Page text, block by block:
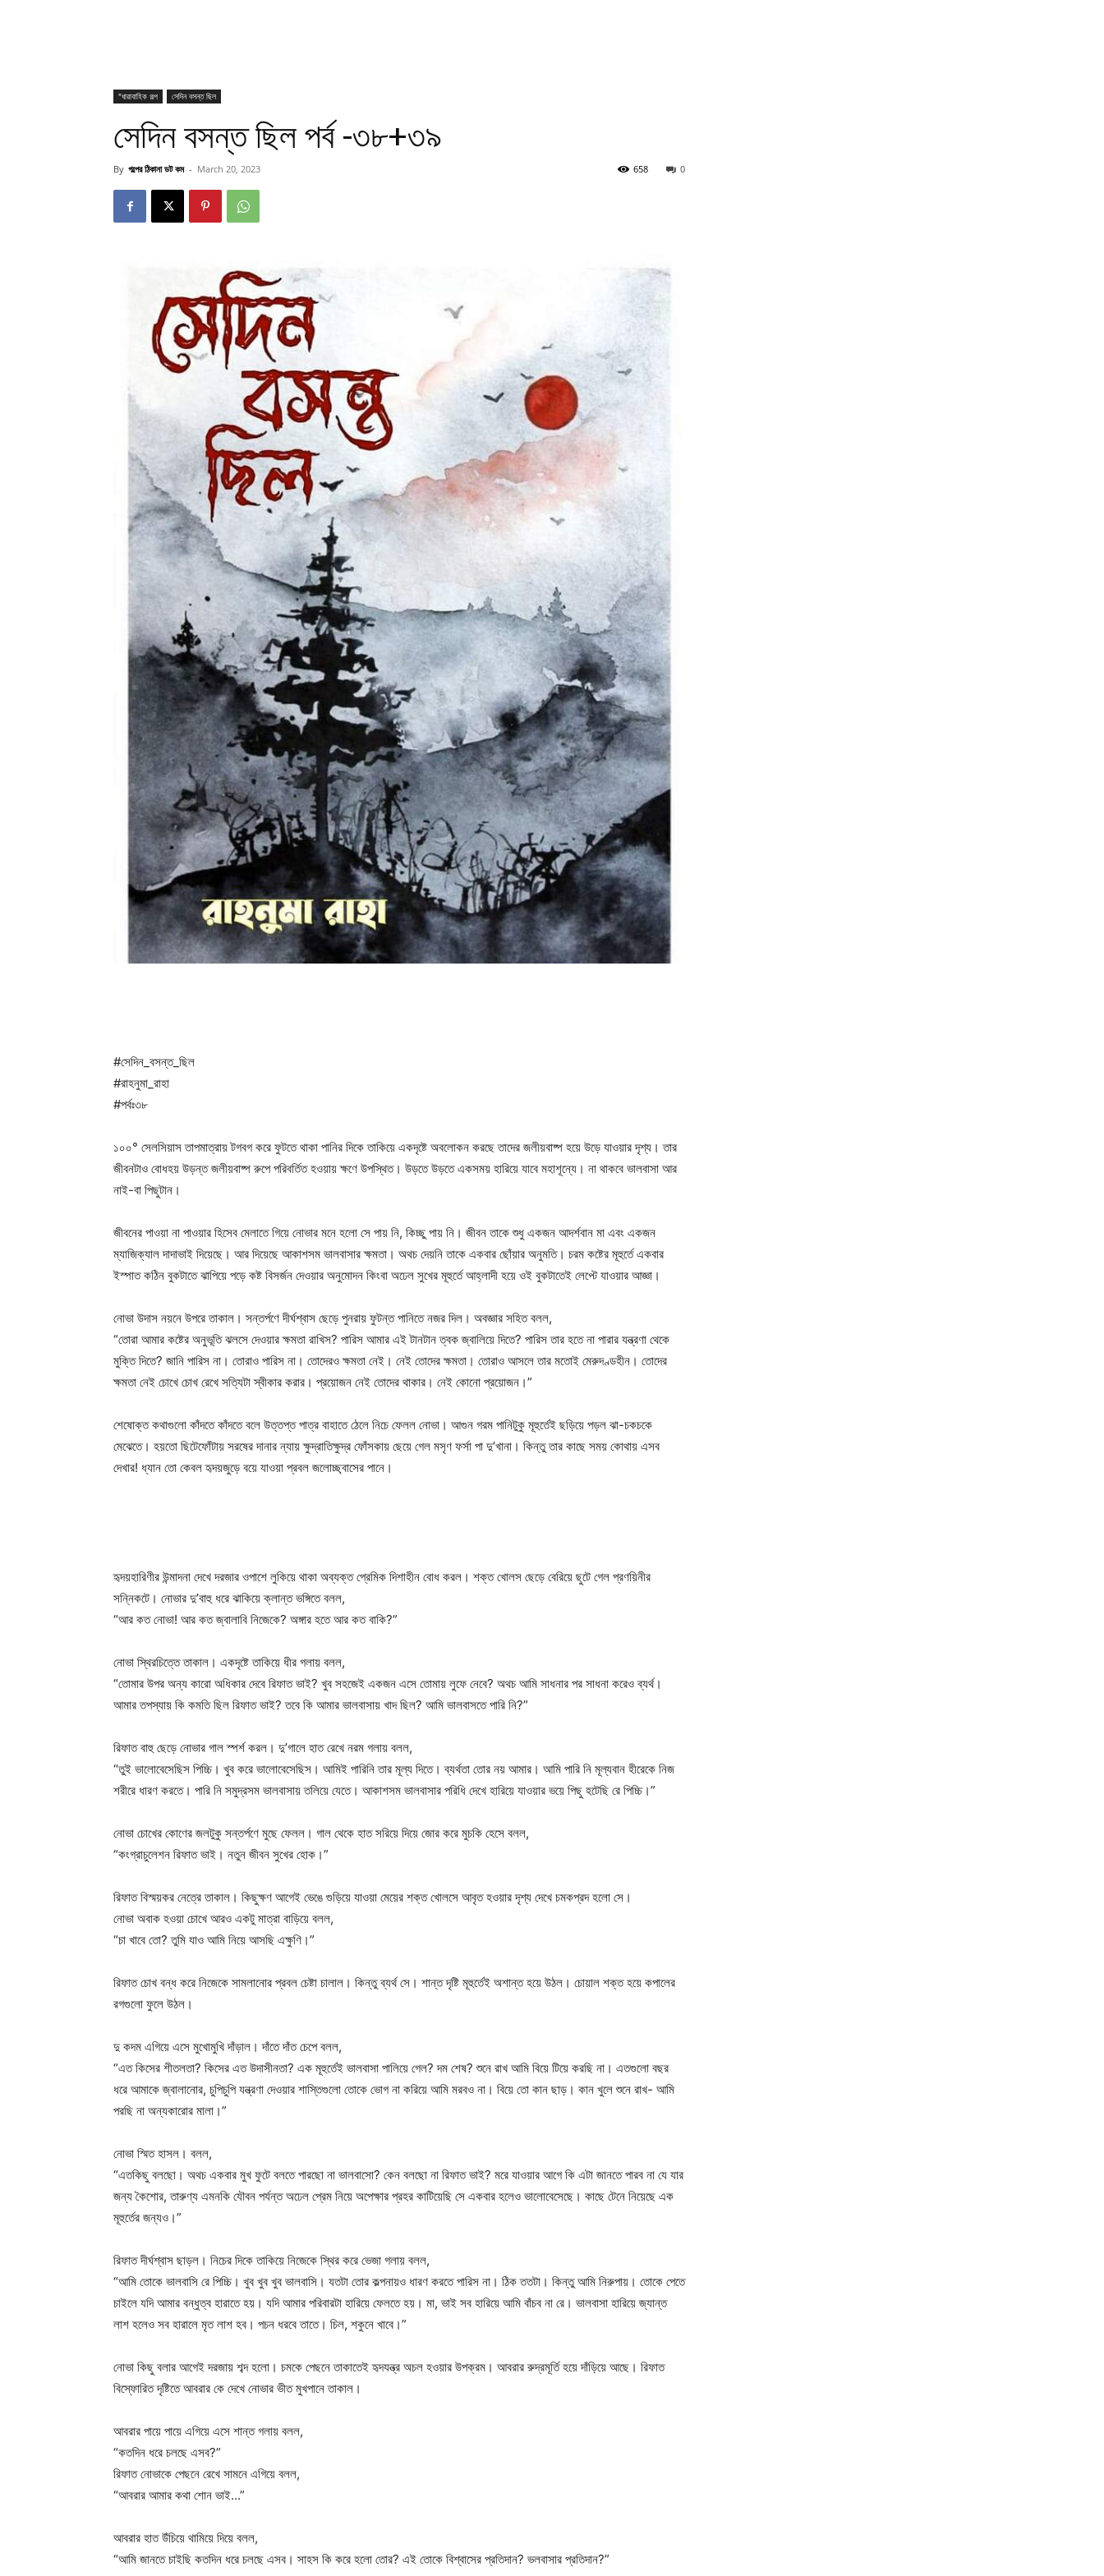
"ধারাবাহিক গল্প সেদিন বসন্ত ছিল
সেদিন বসন্ত ছিল পর্ব -৩৮+৩৯
By গল্পের ঠিকানা ডট কম - March 20, 2023 0
658
#সেদিন_বসন্ত_ছিল
#রাহনুমা_রাহা
#পর্বঃ৩৮
১০০° সেলসিয়াস তাপমাত্রায় টগবগ করে ফুটতে থাকা পানির দিকে তাকিয়ে একদৃষ্টে অবলোকন করছে তাদের জলীয়বাষ্প হয়ে উড়ে যাওয়ার দৃশ্য। তার
জীবনটাও বোধহয় উড়ন্ত জলীয়বাষ্প রুপে পরিবর্তিত হওয়ায় ক্ষণে উপস্থিত। উড়তে উড়তে একসময় হারিয়ে যাবে মহাশূন্যে। না থাকবে ভালবাসা আর
নাই-বা পিছুটান।
জীবনের পাওয়া না পাওয়ার হিসেব মেলাতে গিয়ে নোভার মনে হলো সে পায় নি, কিচ্ছু পায় নি। জীবন তাকে শুধু একজন আদর্শবান মা এবং একজন
ম্যাজিক্যাল দাদাভাই দিয়েছে। আর দিয়েছে আকাশসম ভালবাসার ক্ষমতা। অথচ দেয়নি তাকে একবার ছোঁয়ার অনুমতি। চরম কষ্টের মূহুর্তে একবার
ইস্পাত কঠিন বুকটাতে ঝাপিয়ে পড়ে কষ্ট বিসর্জন দেওয়ার অনুমোদন কিংবা অঢেল সুখের মূহুর্তে আহ্লাদী হয়ে ওই বুকটাতেই লেপ্টে যাওয়ার আজ্ঞা।
নোভা উদাস নয়নে উপরে তাকাল। সন্তর্পণে দীর্ঘশ্বাস ছেড়ে পুনরায় ফুটন্ত পানিতে নজর দিল। অবজ্ঞার সহিত বলল,
“তোরা আমার কষ্টের অনুভূতি ঝলসে দেওয়ার ক্ষমতা রাখিস? পারিস আমার এই টানটান ত্বক জ্বালিয়ে দিতে? পারিস তার হতে না পারার যন্ত্রণা থেকে
মুক্তি দিতে? জানি পারিস না। তোরাও পারিস না। তোদেরও ক্ষমতা নেই। নেই তোদের ক্ষমতা। তোরাও আসলে তার মতোই মেরুদণ্ডহীন। তোদের
ক্ষমতা নেই চোখে চোখ রেখে সত্যিটা স্বীকার করার। প্রয়োজন নেই তোদের থাকার। নেই কোনো প্রয়োজন।”
শেষোক্ত কথাগুলো কাঁদতে কাঁদতে বলে উত্তপ্ত পাত্র বাহাতে ঠেলে নিচে ফেলল নোভা। আগুন গরম পানিটুকু মূহুর্তেই ছড়িয়ে পড়ল ঝা-চকচকে
মেঝেতে। হয়তো ছিটেফোঁটায় সরষের দানার ন্যায় ক্ষুদ্রাতিক্ষুদ্র ফোঁসকায় ছেয়ে গেল মসৃণ ফর্সা পা দু’খানা। কিন্তু তার কাছে সময় কোথায় এসব
দেখার! ধ্যান তো কেবল হৃদয়জুড়ে বয়ে যাওয়া প্রবল জলোচ্ছ্বাসের পানে।
হৃদয়হারিণীর উন্মাদনা দেখে দরজার ওপাশে লুকিয়ে থাকা অব্যক্ত প্রেমিক দিশাহীন বোধ করল। শক্ত খোলস ছেড়ে বেরিয়ে ছুটে গেল প্রণয়িনীর
সন্নিকটে। নোভার দু’বাহু ধরে ঝাকিয়ে ক্লান্ত ভঙ্গিতে বলল,
“আর কত নোভা! আর কত জ্বালাবি নিজেকে? অঙ্গার হতে আর কত বাকি?”
নোভা স্থিরচিত্তে তাকাল। একদৃষ্টে তাকিয়ে ধীর গলায় বলল,
“তোমার উপর অন্য কারো অধিকার দেবে রিফাত ভাই? খুব সহজেই একজন এসে তোমায় লুফে নেবে? অথচ আমি সাধনার পর সাধনা করেও ব্যর্থ।
আমার তপস্যায় কি কমতি ছিল রিফাত ভাই? তবে কি আমার ভালবাসায় খাদ ছিল? আমি ভালবাসতে পারি নি?”
রিফাত বাহু ছেড়ে নোভার গাল স্পর্শ করল। দু’গালে হাত রেখে নরম গলায় বলল,
“তুই ভালোবেসেছিস পিচ্চি। খুব করে ভালোবেসেছিস। আমিই পারিনি তার মূল্য দিতে। ব্যর্থতা তোর নয় আমার। আমি পারি নি মূল্যবান হীরেকে নিজ
শরীরে ধারণ করতে। পারি নি সমুদ্রসম ভালবাসায় তলিয়ে যেতে। আকাশসম ভালবাসার পরিধি দেখে হারিয়ে যাওয়ার ভয়ে পিছু হটেছি রে পিচ্চি।”
নোভা চোখের কোণের জলটুকু সন্তর্পণে মুছে ফেলল। গাল থেকে হাত সরিয়ে দিয়ে জোর করে মুচকি হেসে বলল,
“কংগ্রাচুলেশন রিফাত ভাই। নতুন জীবন সুখের হোক।”
রিফাত বিস্ময়কর নেত্রে তাকাল। কিছুক্ষণ আগেই ভেঙে গুড়িয়ে যাওয়া মেয়ের শক্ত খোলসে আবৃত হওয়ার দৃশ্য দেখে চমকপ্রদ হলো সে।
নোভা অবাক হওয়া চোখে আরও একটু মাত্রা বাড়িয়ে বলল,
“চা খাবে তো? তুমি যাও আমি নিয়ে আসছি এক্ষুণি।”
রিফাত চোখ বন্ধ করে নিজেকে সামলানোর প্রবল চেষ্টা চালাল। কিন্তু ব্যর্থ সে। শান্ত দৃষ্টি মূহুর্তেই অশান্ত হয়ে উঠল। চোয়াল শক্ত হয়ে কপালের
রগগুলো ফুলে উঠল।
দু কদম এগিয়ে এসে মুখোমুখি দাঁড়াল। দাঁতে দাঁত চেপে বলল,
“এত কিসের শীতলতা? কিসের এত উদাসীনতা? এক মূহুর্তেই ভালবাসা পালিয়ে গেল? দম শেষ? শুনে রাখ আমি বিয়ে টিয়ে করছি না। এতগুলো বছর
ধরে আমাকে জ্বালানোর, চুপিচুপি যন্ত্রণা দেওয়ার শাস্তিগুলো তোকে ভোগ না করিয়ে আমি মরবও না। বিয়ে তো কান ছাড়। কান খুলে শুনে রাখ- আমি
পরছি না অন্যকারোর মালা।”
নোভা স্মিত হাসল। বলল,
“এতকিছু বলছো। অথচ একবার মুখ ফুটে বলতে পারছো না ভালবাসো? কেন বলছো না রিফাত ভাই? মরে যাওয়ার আগে কি এটা জানতে পারব না যে যার
জন্য কৈশোর, তারুণ্য এমনকি যৌবন পর্যন্ত অঢেল প্রেম নিয়ে অপেক্ষার প্রহর কাটিয়েছি সে একবার হলেও ভালোবেসেছে। কাছে টেনে নিয়েছে এক
মূহুর্তের জন্যও।”
রিফাত দীর্ঘশ্বাস ছাড়ল। নিচের দিকে তাকিয়ে নিজেকে স্থির করে ভেজা গলায় বলল,
“আমি তোকে ভালবাসি রে পিচ্চি। খুব খুব খুব ভালবাসি। যতটা তোর কল্পনায়ও ধারণ করতে পারিস না। ঠিক ততটা। কিন্তু আমি নিরুপায়। তোকে পেতে
চাইলে যদি আমার বন্ধুত্ব হারাতে হয়। যদি আমার পরিবারটা হারিয়ে ফেলতে হয়। মা, ভাই সব হারিয়ে আমি বাঁচব না রে। ভালবাসা হারিয়ে জ্যান্ত
লাশ হলেও সব হারালে মৃত লাশ হব। পচন ধরবে তাতে। চিল, শকুনে খাবে।”
নোভা কিছু বলার আগেই দরজায় শব্দ হলো। চমকে পেছনে তাকাতেই হৃদযন্ত্র অচল হওয়ার উপক্রম। আবরার রুদ্রমূর্তি হয়ে দাঁড়িয়ে আছে। রিফাত
বিস্ফোরিত দৃষ্টিতে আবরার কে দেখে নোভার ভীত মুখপানে তাকাল।
আবরার পায়ে পায়ে এগিয়ে এসে শান্ত গলায় বলল,
“কতদিন ধরে চলছে এসব?”
রিফাত নোভাকে পেছনে রেখে সামনে এগিয়ে বলল,
“আবরার আমার কথা শোন ভাই…”
আবরার হাত উঁচিয়ে থামিয়ে দিয়ে বলল,
“আমি জানতে চাইছি কতদিন ধরে চলছে এসব। সাহস কি করে হলো তোর? এই তোকে বিশ্বাসের প্রতিদান? ভলবাসার প্রতিদান?”